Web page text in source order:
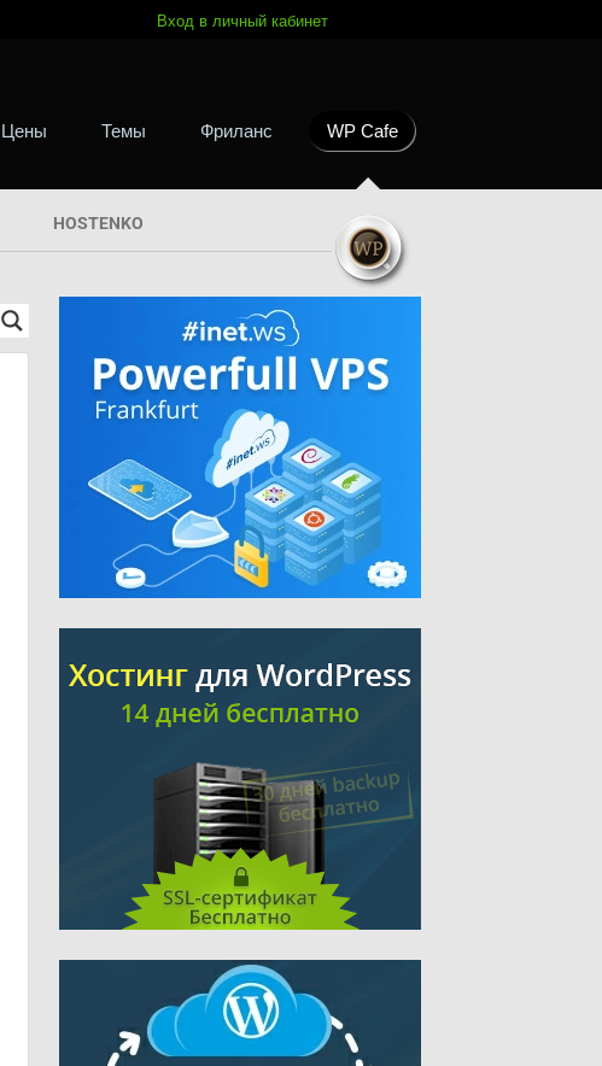
Вход в личный кабинет
Цены Темы Фриланс WP Cafe
HOSTENKO